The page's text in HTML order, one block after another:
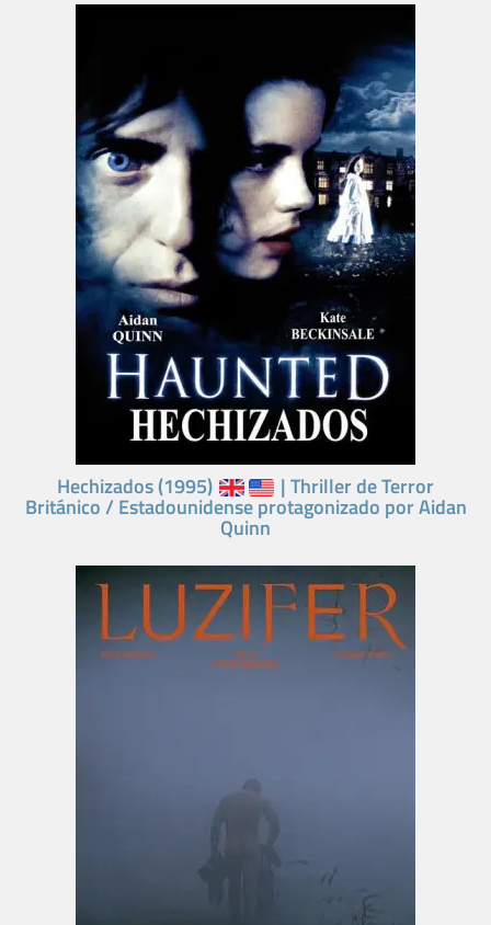
Hechizados (1995) | Thriller de Terror
Británico / Estadounidense protagonizado por Aidan
Quinn